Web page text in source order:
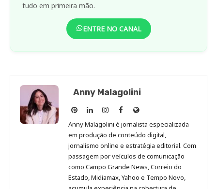
tudo em primeira mão.
ENTRE NO CANAL
Anny Malagolini
Anny
Malagolini
no
Pinterest
Anny
Malagolini
no
LinkedIn
Anny
Malagolini
no
Instagram
Anny
Malagolini
no
Facebook
Site
de
Anny
Malagolini
Anny Malagolini é jornalista especializada
em produção de conteúdo digital,
jornalismo online e estratégia editorial. Com
passagem por veículos de comunicação
como Campo Grande News, Correio do
Estado, Midiamax, Yahoo e Tempo Novo,